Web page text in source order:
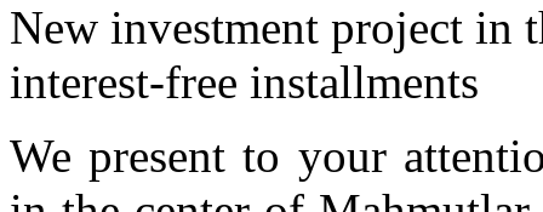
New investment project in
interest-free installments
We present to your